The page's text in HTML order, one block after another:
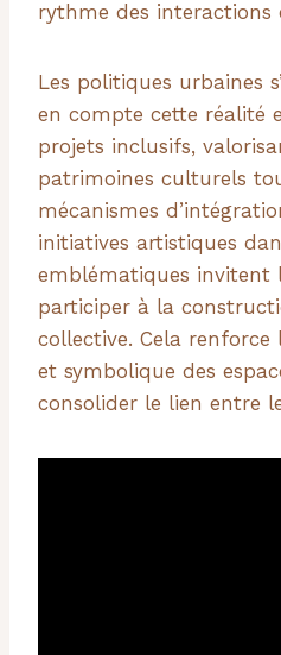
rythme des interactions
Les politiques urbaines
en compte cette réalité
projets inclusifs,
patrimoines culturels
mécanismes
initiatives artistiques
emblématiques invitent
participer à la
collective. Cela renforce
et symbolique des
consolider le lien entre